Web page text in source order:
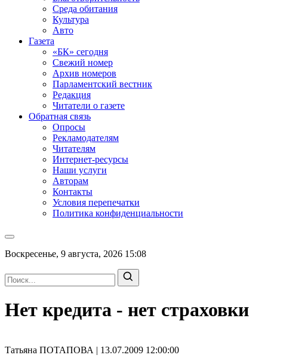
Среда обитания
Культура
Авто
Газета
«БК» сегодня
Свежий номер
Архив номеров
Парламентский вестник
Редакция
Читатели о газете
Обратная связь
Опросы
Рекламодателям
Читателям
Интернет-ресурсы
Наши услуги
Авторам
Контакты
Условия перепечатки
Политика конфиденциальности
Воскресенье, 9 августа, 2026 15:08
Нет кредита - нет страховки
Татьяна ПОТАПОВА | 13.07.2009 12:00:00